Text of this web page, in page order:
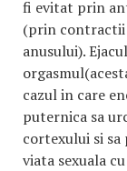
fi evitat prin
(prin contractii
anusului).
cazul in care
puternica sa
cortexului si
viata sexuala